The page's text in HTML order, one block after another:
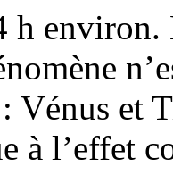
h environ.
Vénus et
à l’effet